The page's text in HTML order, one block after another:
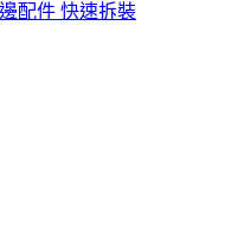
配件 快速拆裝